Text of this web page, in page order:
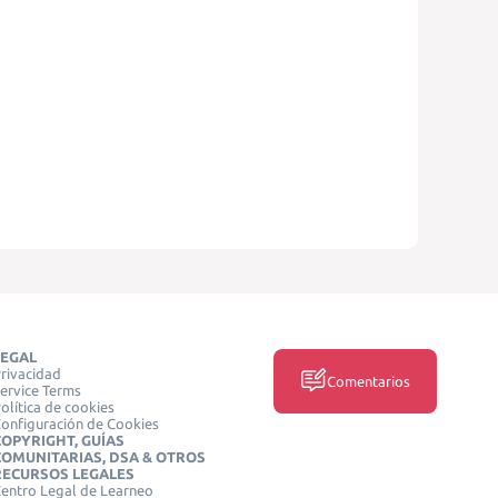
Terms
de cookies
de Cookies
GUÍAS
DSA & OTROS
LEGALES
Legal de Learneo
Comentarios